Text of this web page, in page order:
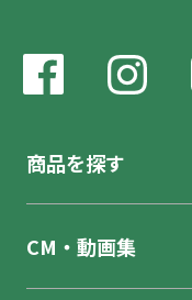
商品を探す
CM・動画集